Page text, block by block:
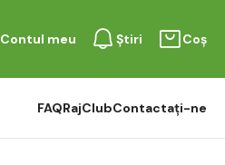
Contul meu Știri Coș
FAQRajClubContactați-ne